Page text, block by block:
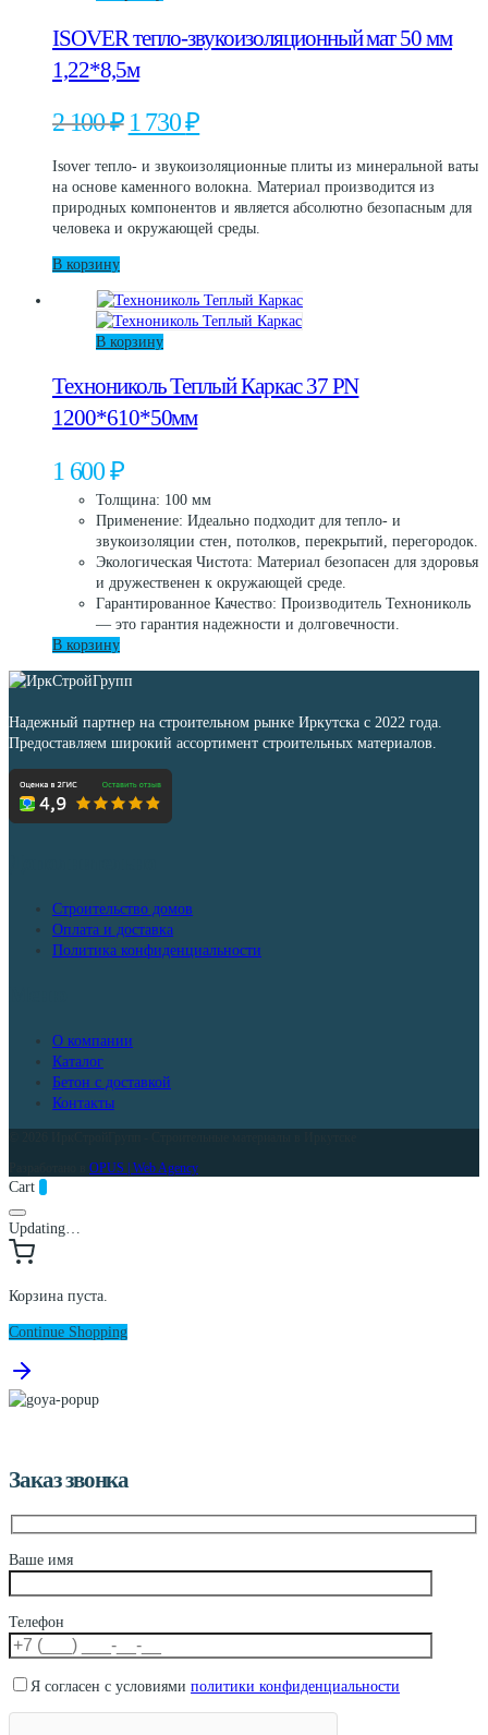
на
ISOVER тепло-звукоизоляционный мат 50 мм
1,22*8,5м
2 100₽ Первоначальная
цена
2
100 ₽.
1 730₽Текущая
цена:
730 ₽.
Isover тепло- и звукоизоляционные плиты из минеральной ваты
на основе каменного волокна. Материал производится из
природных компонентов и является абсолютно безопасным для
человека и окружающей среды.
В корзину
В корзину
Технониколь Теплый Каркас 37 PN
1200*610*50мм
1 600₽
Толщина: 100 мм
Применение: Идеально подходит для тепло- и
звукоизоляции стен, потолков, перекрытий, перегородок.
Экологическая Чистота: Материал безопасен для здоровья
и дружественен к окружающей среде.
Гарантированное Качество: Производитель Технониколь
— это гарантия надежности и долговечности.
В корзину
Надежный партнер на строительном рынке Иркутска с 2022 года.
Предоставляем широкий ассортимент строительных материалов.
Строительство домов
Оплата и доставка
Политика конфиденциальности
О компании
Каталог
Бетон с доставкой
Контакты
OPUS | Web Agency
Cart 0
Updating…
Корзина пуста.
Continue Shopping
Заказ звонка
Ваше имя
Телефон
Я согласен с условиями политики конфиденциальности